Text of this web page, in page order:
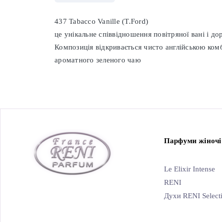
437 Tabacco Vanille (T.Ford)
це унікальне співвідношення повітряної вані і
Композиція відкривається чисто англійською
ароматного зеленого чаю
Парфуми жіночі
Le Elixir Intense
RENI
Духи RENI